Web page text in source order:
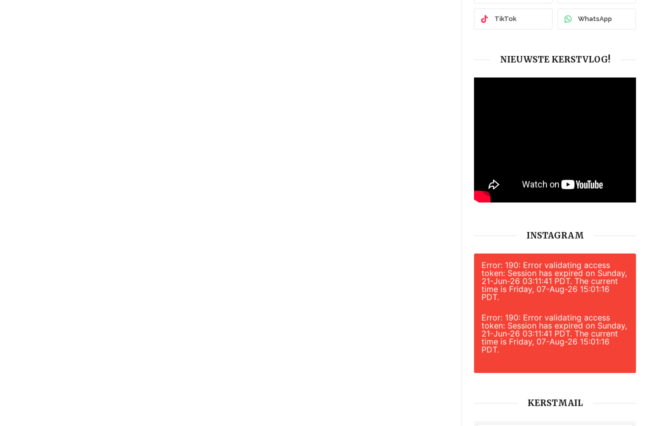
TikTok WhatsApp
NIEUWSTE KERSTVLOG!
INSTAGRAM
Error: 190: Error validating access
token: Session has expired on Sunday,
21-Jun-26 03:11:41 PDT. The current
time is Friday, 07-Aug-26 15:01:16
PDT.
Error: 190: Error validating access
token: Session has expired on Sunday,
21-Jun-26 03:11:41 PDT. The current
time is Friday, 07-Aug-26 15:01:16
PDT.
KERSTMAIL